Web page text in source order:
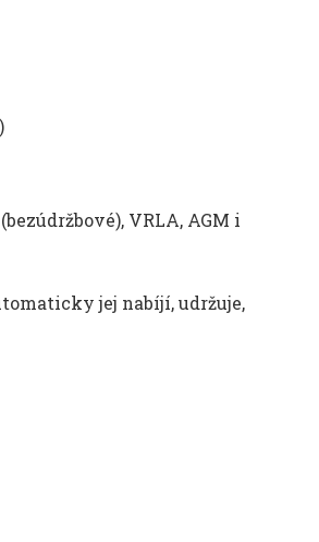
VRLA, AGM i
jej nabíjí, udržuje,